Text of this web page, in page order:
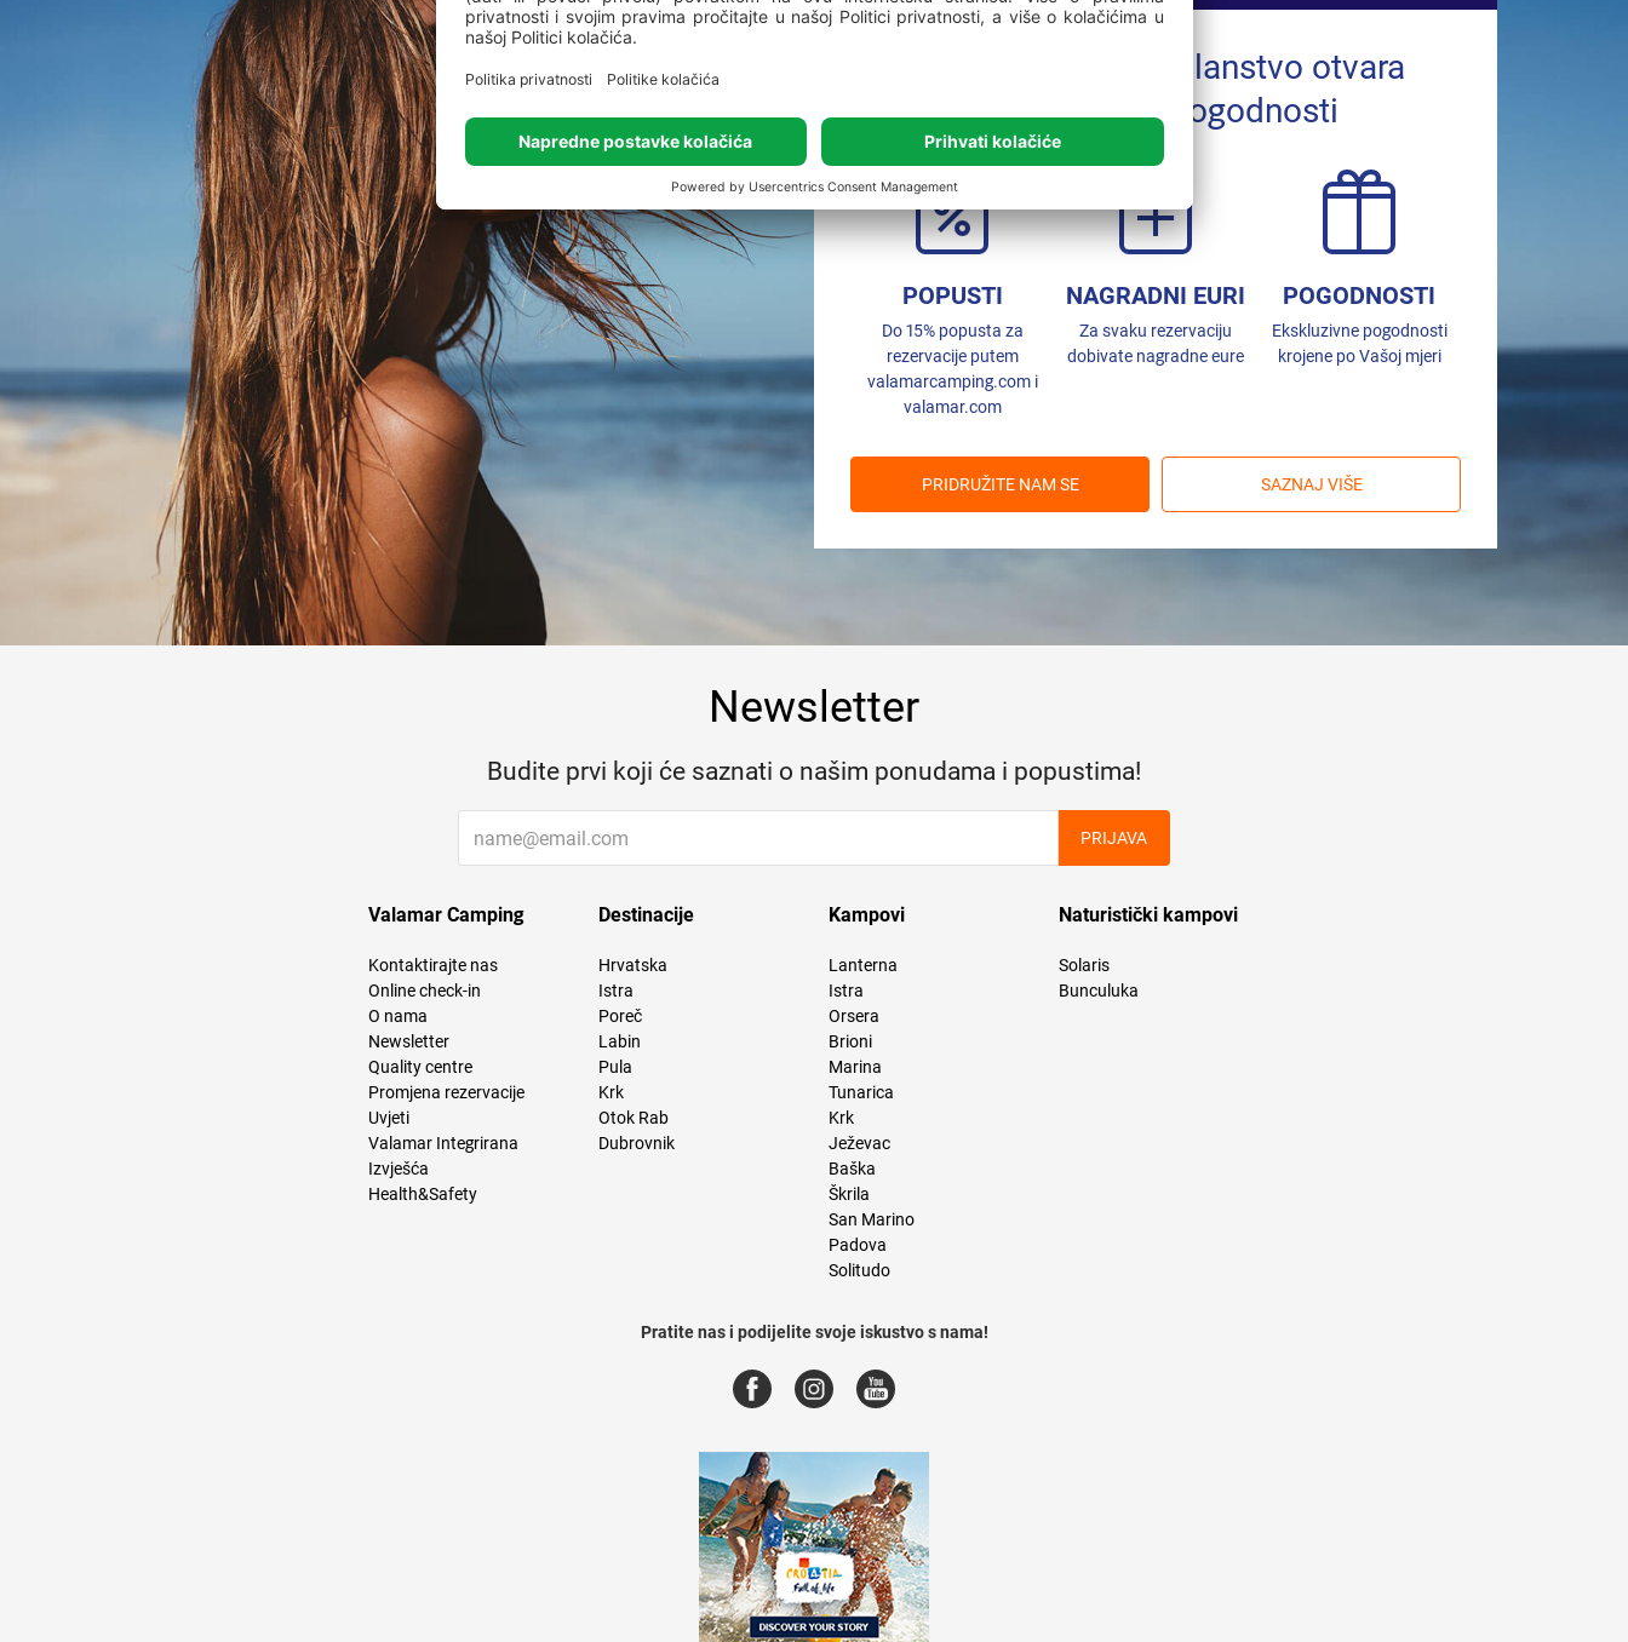
Valamar Rewards članstvo otvara
vrata u svijet pogodnosti
POPUSTI
Do 15% popusta za
rezervacije putem
valamarcamping.com i
valamar.com
NAGRADNI EURI
Za svaku rezervaciju
dobivate nagradne eure
POGODNOSTI
Ekskluzivne pogodnosti
krojene po Vašoj mjeri
PRIDRUŽITE NAM SE SAZNAJ VIŠE
Newsletter
Budite prvi koji će saznati o našim ponudama i popustima!
PRIJAVA
Valamar Camping
Kontaktirajte nas
Online check-in
O nama
Newsletter
Quality centre
Promjena rezervacije
Uvjeti
Valamar Integrirana
Izvješća
Health&Safety
Destinacije
Hrvatska
Istra
Poreč
Labin
Pula
Krk
Otok Rab
Dubrovnik
Kampovi
Lanterna
Istra
Orsera
Brioni
Marina
Tunarica
Krk
Ježevac
Baška
Škrila
San Marino
Padova
Solitudo
Naturistički kampovi
Solaris
Bunculuka
Pratite nas i podijelite svoje iskustvo s nama!